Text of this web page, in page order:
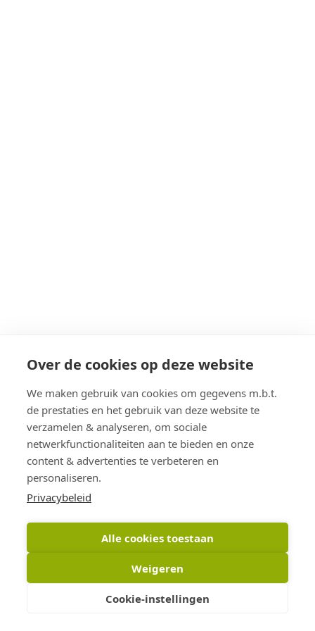
Over de cookies op deze website
We maken gebruik van cookies om gegevens m.b.t.
de prestaties en het gebruik van deze website te
verzamelen & analyseren, om sociale
netwerkfunctionaliteiten aan te bieden en onze
content & advertenties te verbeteren en
personaliseren.
Privacybeleid
Alle cookies toestaan
Weigeren
Cookie-instellingen